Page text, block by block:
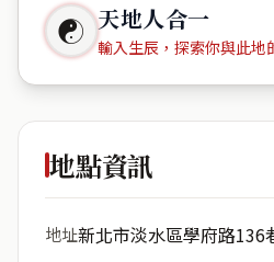
☯ 天地人合一
輸入生辰，探索你與此地
地點資訊
地址新北市淡水區學府路136